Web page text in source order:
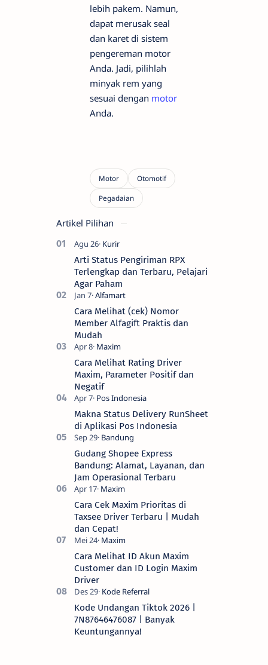
lebih pakem. Namun,
dapat merusak seal
dan karet di sistem
pengereman motor
Anda. Jadi, pilihlah
minyak rem yang
sesuai dengan motor
Anda.
Artikel Pilihan
Arti Status Pengiriman RPX
Terlengkap dan Terbaru, Pelajari
Agar Paham
Cara Melihat (cek) Nomor
Member Alfagift Praktis dan
Mudah
Cara Melihat Rating Driver
Maxim, Parameter Positif dan
Negatif
Makna Status Delivery RunSheet
di Aplikasi Pos Indonesia
Gudang Shopee Express
Bandung: Alamat, Layanan, dan
Jam Operasional Terbaru
Cara Cek Maxim Prioritas di
Taxsee Driver Terbaru | Mudah
dan Cepat!
Cara Melihat ID Akun Maxim
Customer dan ID Login Maxim
Driver
Kode Undangan Tiktok 2026 |
7N87646476087 | Banyak
Keuntungannya!